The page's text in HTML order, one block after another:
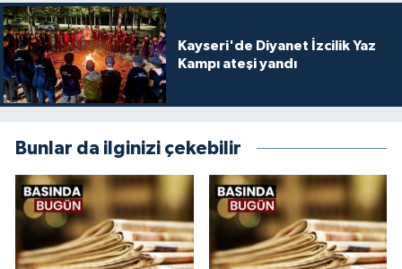
Kayseri'de Diyanet İzcilik Yaz
Kampı ateşi yandı
Bunlar da ilginizi çekebilir